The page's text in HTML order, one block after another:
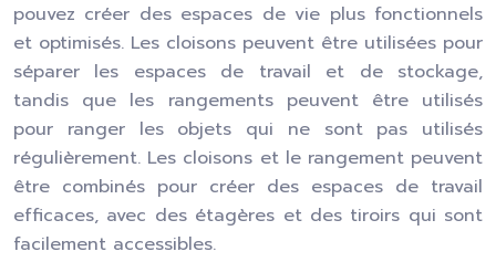
pouvez créer des espaces de vie plus fonctionnels
et optimisés. Les cloisons peuvent être utilisées pour
séparer les espaces de travail et de stockage,
tandis que les rangements peuvent être utilisés
pour ranger les objets qui ne sont pas utilisés
régulièrement. Les cloisons et le rangement peuvent
être combinés pour créer des espaces de travail
efficaces, avec des étagères et des tiroirs qui sont
facilement accessibles.